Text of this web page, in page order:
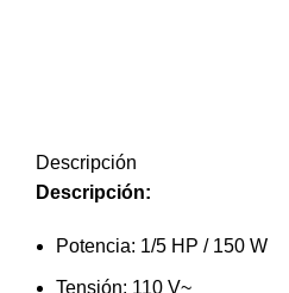
Descripción
Descripción:
Potencia: 1/5 HP / 150 W
Tensión: 110 V~